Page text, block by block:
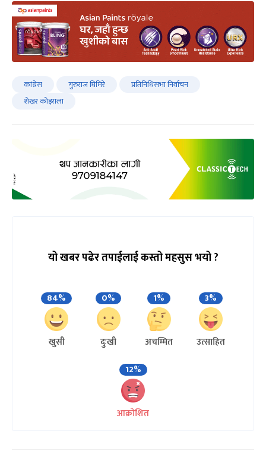
कांग्रेस गुरुराज घिमिरे
प्रतिनिधिसभा निर्वाचन
शेखर कोइराला
यो खबर पढेर तपाईलाई कस्तो महसुस भयो ?
84%
खुसी
0%
दुःखी
1%
अचम्मित
3%
उत्साहित
12%
आक्रोशित